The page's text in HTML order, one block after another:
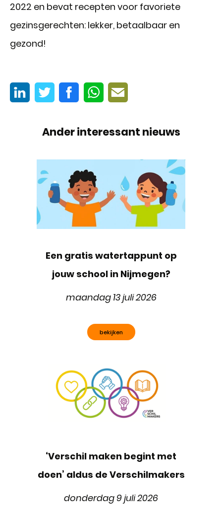
2022 en bevat recepten voor favoriete
gezinsgerechten: lekker, betaalbaar en
gezond!
Ander interessant nieuws
Een gratis watertappunt op
jouw school in Nijmegen?
maandag 13 juli 2026
bekijken
‘Verschil maken begint met
doen’ aldus de Verschilmakers
donderdag 9 juli 2026